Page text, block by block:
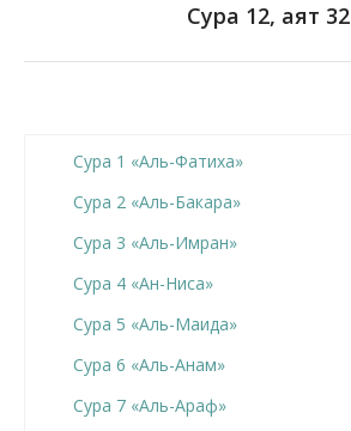
Сура 12, аят 32
Сура 1 «Аль-Фатиха»
Сура 2 «Аль-Бакара»
Сура 3 «Аль-Имран»
Сура 4 «Ан-Ниса»
Сура 5 «Аль-Маида»
Сура 6 «Аль-Анам»
Сура 7 «Аль-Араф»